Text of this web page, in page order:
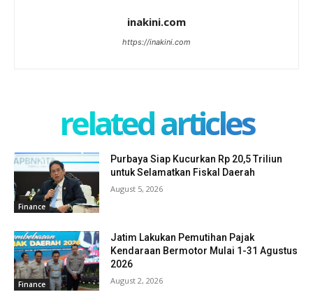
inakini.com
https://inakini.com
related articles
Finance
Purbaya Siap Kucurkan Rp 20,5 Triliun
untuk Selamatkan Fiskal Daerah
August 5, 2026
Finance
Jatim Lakukan Pemutihan Pajak
Kendaraan Bermotor Mulai 1-31 Agustus
2026
August 2, 2026